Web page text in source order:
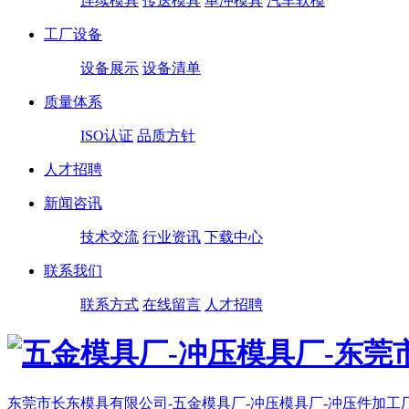
工厂设备
设备展示 设备清单
质量体系
ISO认证 品质方针
人才招聘
新闻咨讯
技术交流 行业资讯 下载中心
联系我们
联系方式 在线留言 人才招聘
东莞市长东模具有限公司-五金模具厂-冲压模具厂-冲压件加工